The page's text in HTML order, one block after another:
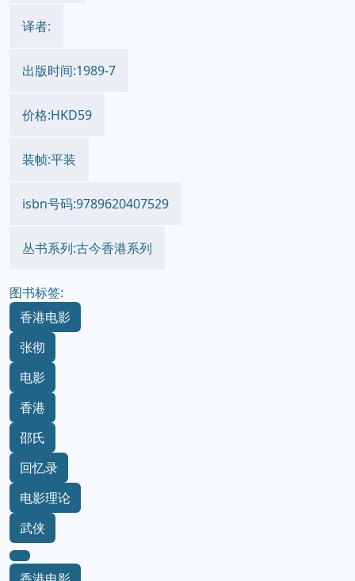
译者:
出版时间:1989-7
价格:HKD59
装帧:平装
isbn号码:9789620407529
丛书系列:古今香港系列
图书标签:
香港电影
张彻
电影
香港
邵氏
回忆录
电影理论
武侠